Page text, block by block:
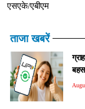
एसएके/एबीएम
ताजा खबरें
बहस